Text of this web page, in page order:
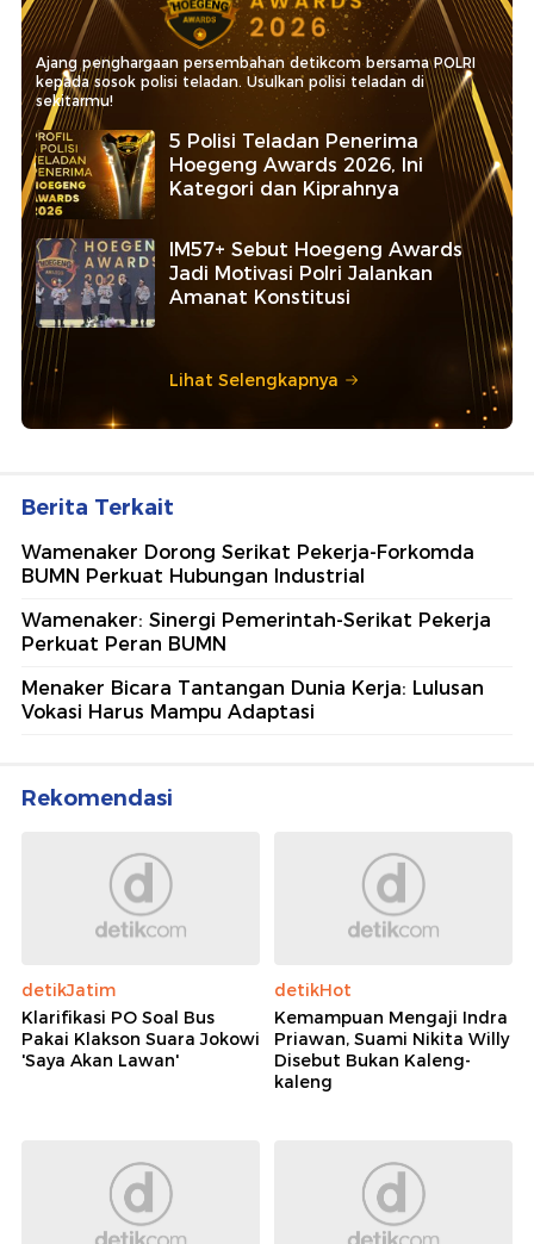
Ajang penghargaan persembahan detikcom bersama POLRI
kepada sosok polisi teladan. Usulkan polisi teladan di
sekitarmu!
5 Polisi Teladan Penerima
Hoegeng Awards 2026, Ini
Kategori dan Kiprahnya
IM57+ Sebut Hoegeng Awards
Jadi Motivasi Polri Jalankan
Amanat Konstitusi
Lihat Selengkapnya
Berita Terkait
Wamenaker Dorong Serikat Pekerja-Forkomda
BUMN Perkuat Hubungan Industrial
Wamenaker: Sinergi Pemerintah-Serikat Pekerja
Perkuat Peran BUMN
Menaker Bicara Tantangan Dunia Kerja: Lulusan
Vokasi Harus Mampu Adaptasi
Rekomendasi
detikJatim
Klarifikasi PO Soal Bus
Pakai Klakson Suara Jokowi
'Saya Akan Lawan'
detikHot
Kemampuan Mengaji Indra
Priawan, Suami Nikita Willy
Disebut Bukan Kaleng-
kaleng